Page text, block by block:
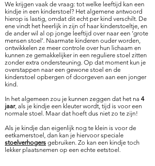
We krijgen vaak de vraag: tot welke leeftijd kan een
kindje in een kinderstoel? Het algemene antwoord
hierop is lastig, omdat dit echt per kind verschilt. De
ene vindt het heerlijk in zijn of haar kinderstoeltje, en
de ander wil al op jonge leeftijd over naar een ‘grote
mensen stoel’. Naarmate kinderen ouder worden,
ontwikkelen ze meer controle over hun lichaam en
kunnen ze gemakkelijker in een reguliere stoel zitten
zonder extra ondersteuning. Op dat moment kun je
overstappen naar een gewone stoel en de
kinderstoel opbergen of doorgeven aan een jonger
kind.
In het algemeen zou je kunnen zeggen dat het na 4
jaar, als je kindje een kleuter wordt, tijd is voor een
normale stoel. Maar dat hoeft dus niet zo te zijn!
Als je kindje dan eigenlijk nog te klein is voor de
eetkamerstoel, dan kan je hiervoor speciale
stoelverhogers gebruiken. Zo kan een kindje toch
lekker plaatsnemen op een echte eetstoel.